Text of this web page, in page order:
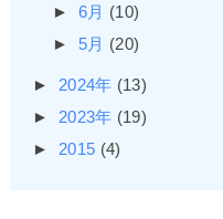
► 6月 (10)
► 5月 (20)
► 2024年 (13)
► 2023年 (19)
► 2015 (4)